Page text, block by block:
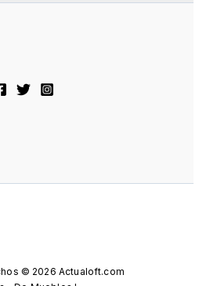
© 2026 Actualoft.com